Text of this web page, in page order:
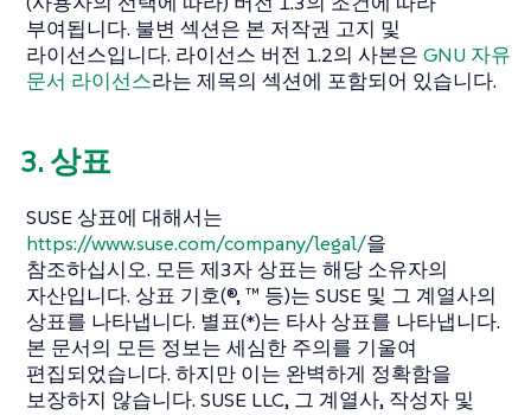
부여됩니다. 불변 섹션은 본 저작권 고지 및
라이선스입니다. 라이선스 버전 1.2의 사본은 GNU 자유
문서 라이선스라는 제목의 섹션에 포함되어 있습니다.
3. 상표
SUSE 상표에 대해서는
https://www.suse.com/company/legal/을
참조하십시오. 모든 제3자 상표는 해당 소유자의
자산입니다. 상표 기호(®, ™ 등)는 SUSE 및 그 계열사의
상표를 나타냅니다. 별표(*)는 타사 상표를 나타냅니다.
본 문서의 모든 정보는 세심한 주의를 기울여
편집되었습니다. 하지만 이는 완벽하게 정확함을
보장하지 않습니다. SUSE LLC, 그 계열사, 작성자 및